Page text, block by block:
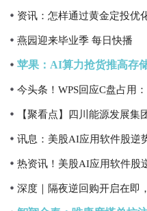
资讯：怎样通过黄金定投优
燕园迎来毕业季 每日快播
苹果：AI算力抢货推高存
【聚看点】四川能源发展集